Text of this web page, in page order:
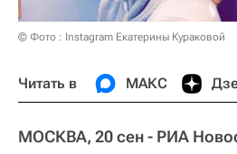
© Фото : Instagram Екатерины Кураковой
Читать в МАКС
МОСКВА, 20 сен - РИА